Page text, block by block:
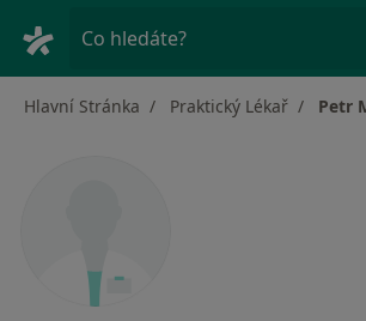
Co hledáte?
Hlavní Stránka Praktický Lékař Petr